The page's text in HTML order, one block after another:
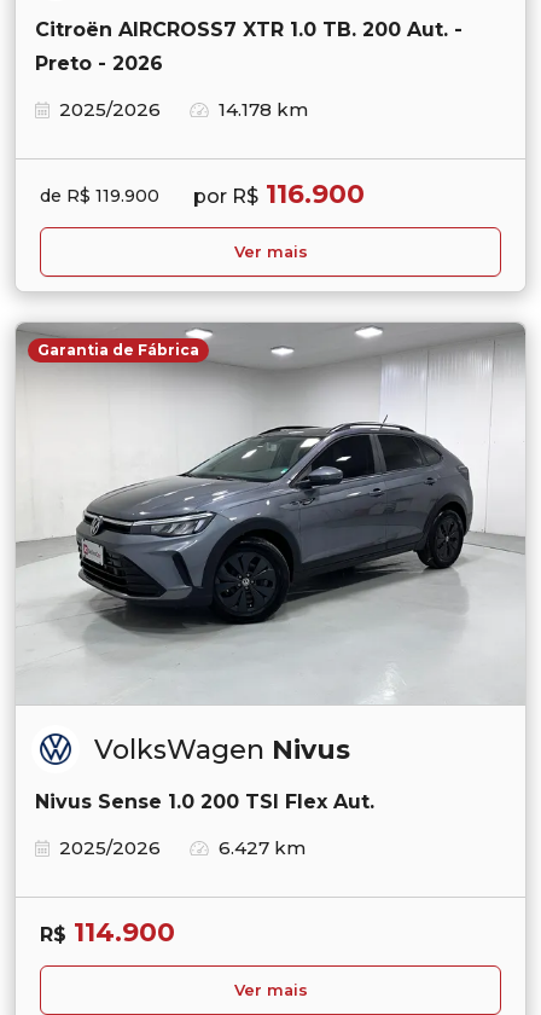
Citroën AIRCROSS7 XTR 1.0 TB. 200 Aut. -
Preto - 2026
2025/2026
14.178 km
de R$ 119.900 por R$ 116.900
Ver mais
Garantia de Fábrica
VolksWagen Nivus
Nivus Sense 1.0 200 TSI Flex Aut.
2025/2026
6.427 km
R$ 114.900
Ver mais